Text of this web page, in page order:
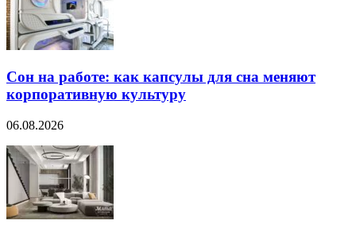
Сон на работе: как капсулы для сна меняют
корпоративную культуру
06.08.2026